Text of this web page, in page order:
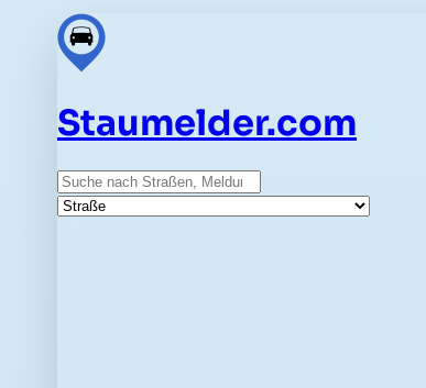
Staumelder.com
Suche
Straße